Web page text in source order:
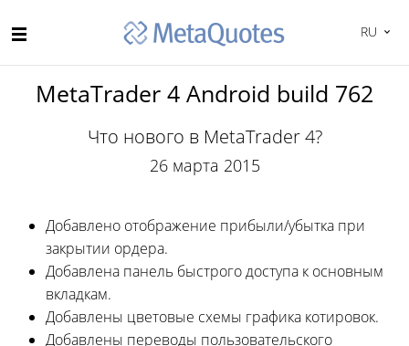
RU
MetaTrader 4 Android build 762
Что нового в MetaTrader 4?
26 марта 2015
Добавлено отображение прибыли/убытка при
закрытии ордера.
Добавлена панель быстрого доступа к основным
вкладкам.
Добавлены цветовые схемы графика котировок.
Добавлены переводы пользовательского